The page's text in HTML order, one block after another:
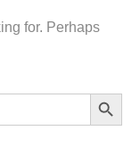
for. Perhaps
BOTÓN DE